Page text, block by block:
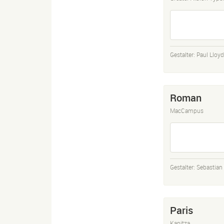
Gestalter: Paul Lloyd
Roman
MacCampus
Gestalter:
Paris